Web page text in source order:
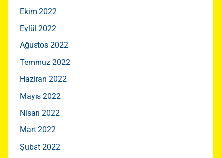
Ekim 2022
Eylül 2022
Ağustos 2022
Temmuz 2022
Haziran 2022
Mayıs 2022
Nisan 2022
Mart 2022
Şubat 2022